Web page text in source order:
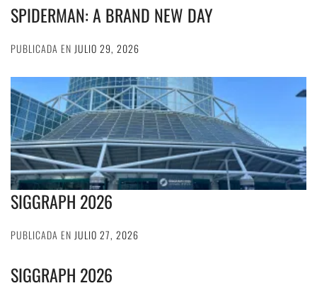
SPIDERMAN: A BRAND NEW DAY
PUBLICADA EN JULIO 29, 2026
SIGGRAPH 2026
PUBLICADA EN JULIO 27, 2026
SIGGRAPH 2026